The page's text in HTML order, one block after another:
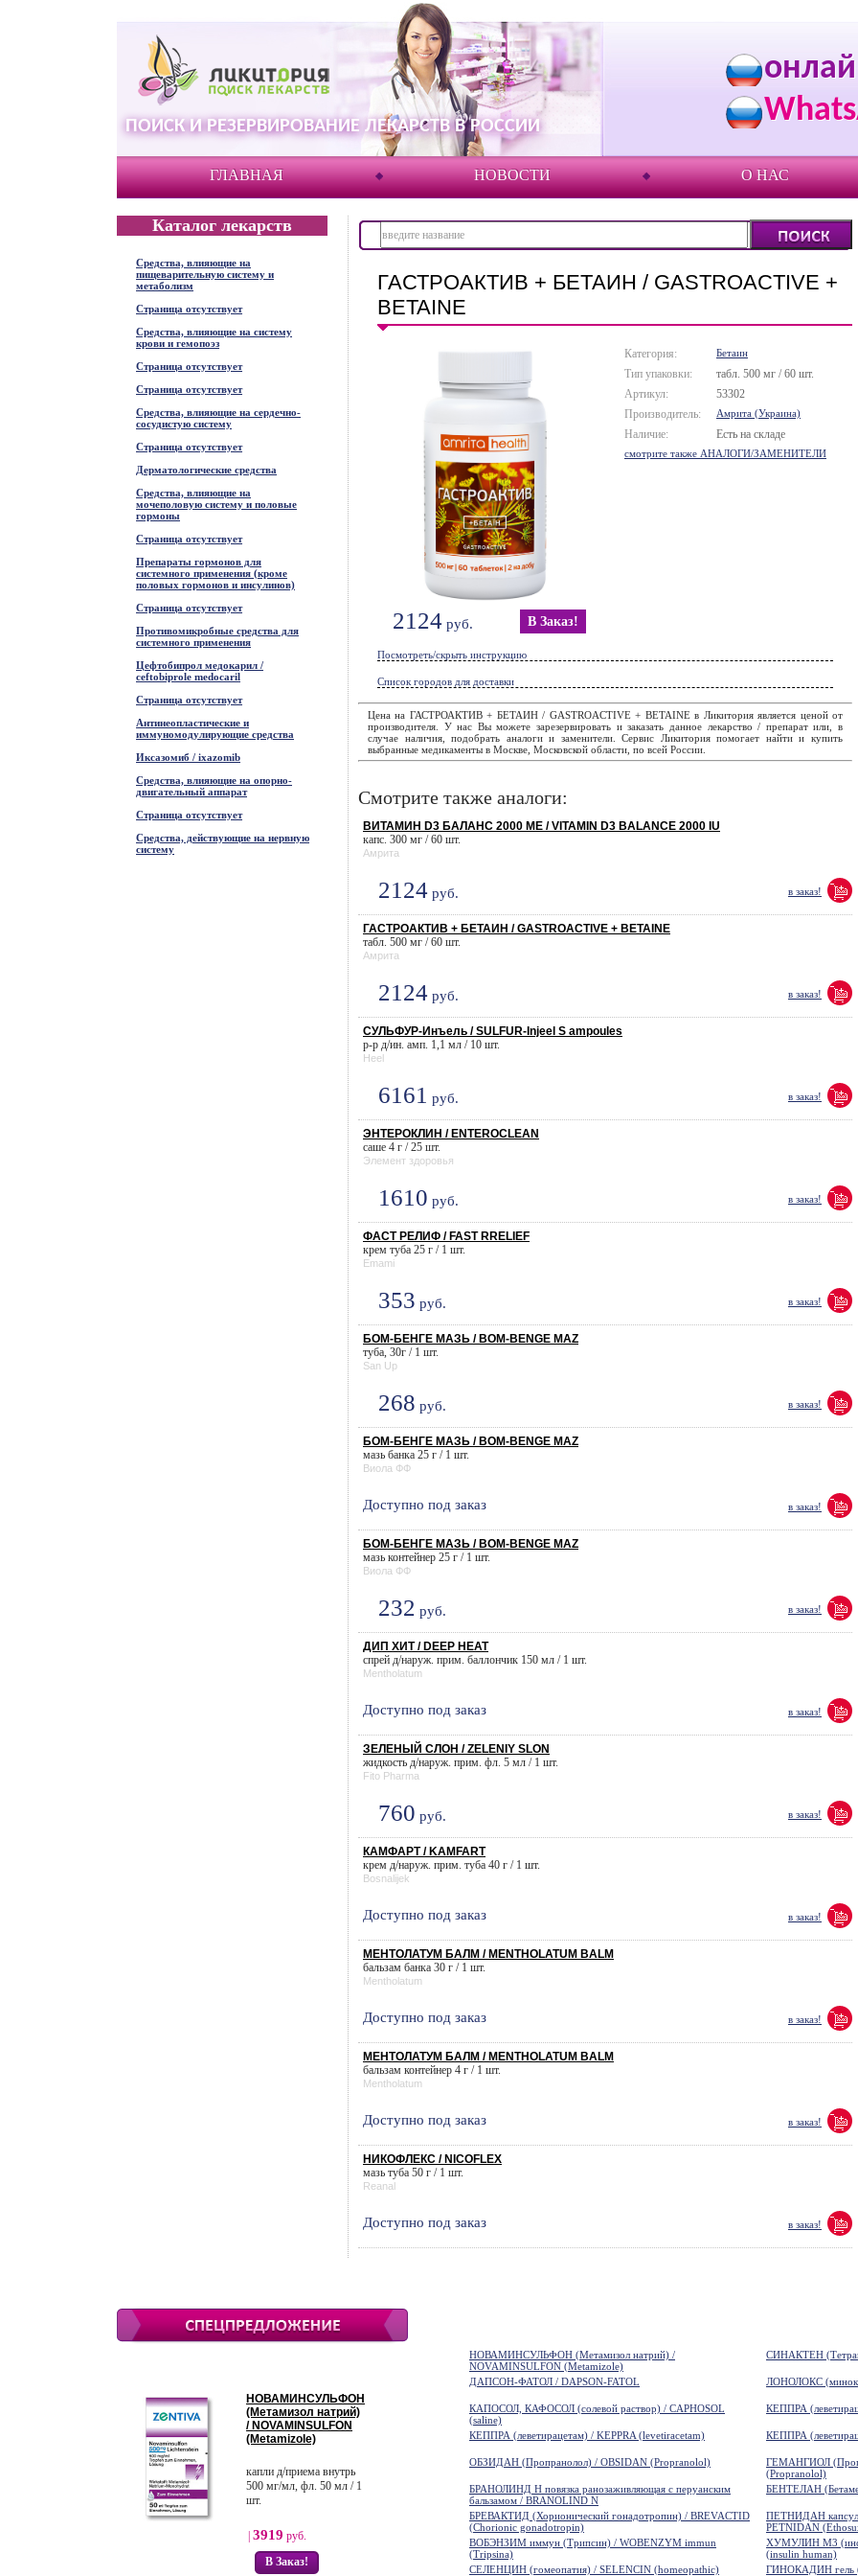
ПОИСК И РЕЗЕРВИРОВАНИЕ ЛЕКАРСТВ В РОССИИ
ГЛАВНАЯ НОВОСТИ О НАС
Каталог лекарств
Средства, влияющие на
пищеварительную систему и
метаболизм
Страница отсутствует
Средства, влияющие на систему
крови и гемопоэз
Страница отсутствует
Страница отсутствует
Средства, влияющие на сердечно-
сосудистую систему
Страница отсутствует
Дерматологические средства
Средства, влияющие на
мочеполовую систему и половые
гормоны
Страница отсутствует
Препараты гормонов для
системного применения (кроме
половых гормонов и инсулинов)
Страница отсутствует
Противомикробные средства для
системного применения
Цефтобипрол медокарил /
ceftobiprole medocaril
Страница отсутствует
Антинеопластические и
иммуномодулирующие средства
Иксазомиб / ixazomib
Средства, влияющие на опорно-
двигательный аппарат
Страница отсутствует
Средства, действующие на нервную
систему
ГАСТРОАКТИВ + БЕТАИН / GASTROACTIVE +
BETAINE
2124 руб. В Заказ!
Категория: Бетаин
Тип упаковки:
табл. 500 мг / 60 шт.
Артикул:
53302
Производитель:
Амрита (Украина)
Наличие: Есть на складе
смотрите также АНАЛОГИ/ЗАМЕНИТЕЛИ
Посмотреть/скрыть инструкцию
Список городов для доставки
Цена на ГАСТРОАКТИВ + БЕТАИН / GASTROACTIVE + BETAINE в Ликитория является ценой от
производителя. У нас Вы можете зарезервировать и заказать данное лекарство / препарат или, в
случае наличия, подобрать аналоги и заменители. Сервис Ликитория помогает найти и купить
выбранные медикаменты в Москве, Московской области, по всей России.
Смотрите также аналоги:
ВИТАМИН D3 БАЛАНС 2000 МЕ / VITAMIN D3 BALANCE 2000 IU
капс. 300 мг / 60 шт.
Амрита
2124 руб. в заказ!
ГАСТРОАКТИВ + БЕТАИН / GASTROACTIVE + BETAINE
табл. 500 мг / 60 шт.
Амрита
2124 руб. в заказ!
СУЛЬФУР-Инъель / SULFUR-Injeel S ampoules
р-р д/ин. амп. 1,1 мл / 10 шт.
Heel
6161 руб. в заказ!
ЭНТЕРОКЛИН / ENTEROCLEAN
саше 4 г / 25 шт.
Элемент здоровья
1610 руб. в заказ!
ФАСТ РЕЛИФ / FAST RRELIEF
крем туба 25 г / 1 шт.
Emami
353 руб. в заказ!
БОМ-БЕНГЕ МАЗЬ / BOM-BENGE MAZ
туба, 30г / 1 шт.
San Up
268 руб. в заказ!
БОМ-БЕНГЕ МАЗЬ / BOM-BENGE MAZ
мазь банка 25 г / 1 шт.
Виола ФФ
Доступно под заказ в заказ!
БОМ-БЕНГЕ МАЗЬ / BOM-BENGE MAZ
мазь контейнер 25 г / 1 шт.
Виола ФФ
232 руб. в заказ!
ДИП ХИТ / DEEP HEAT
спрей д/наруж. прим. баллончик 150 мл / 1 шт.
Mentholatum
Доступно под заказ в заказ!
ЗЕЛЕНЫЙ СЛОН / ZELENIY SLON
жидкость д/наруж. прим. фл. 5 мл / 1 шт.
Fito Pharma
760 руб. в заказ!
КАМФАРТ / KAMFART
крем д/наруж. прим. туба 40 г / 1 шт.
Bosnalijek
Доступно под заказ в заказ!
МЕНТОЛАТУМ БАЛМ / MENTHOLATUM BALM
бальзам банка 30 г / 1 шт.
Mentholatum
Доступно под заказ в заказ!
МЕНТОЛАТУМ БАЛМ / MENTHOLATUM BALM
бальзам контейнер 4 г / 1 шт.
Mentholatum
Доступно под заказ в заказ!
НИКОФЛЕКС / NICOFLEX
мазь туба 50 г / 1 шт.
Reanal
Доступно под заказ в заказ!
НОВАМИНСУЛЬФОН
(Метамизол натрий)
/ NOVAMINSULFON
(Metamizole)
капли д/приема внутрь
500 мг/мл, фл. 50 мл / 1
шт.
3919 руб.
В Заказ!
НОВАМИНСУЛЬФОН (Метамизол натрий) /
NOVAMINSULFON (Metamizole)
СИНАКТЕН
ДАПСОН-ФАТОЛ / DAPSON-FATOL ЛОНОЛОКС
КАПОСОЛ, КАФОСОЛ (солевой раствор) / CAPHOSOL
(saline)
КЕППРА
КЕППРА (леветирацетам) / KEPPRA (levetiracetam) КЕППРА
ОБЗИДАН (Пропранолол) / OBSIDAN (Propranolol)
ГЕМАНГИОЛ
(Propranolol)
БРАНОЛИНД Н повязка ранозаживляющая с перуанским
бальзамом / BRANOLIND N
БЕНТЕЛАН
БРЕВАКТИД (Хорионический гонадотропин) / BREVACTID
(Chorionic gonadotropin)
ПЕТНИДАН
PETNIDAN
ВОБЭНЗИМ иммун (Трипсин) / WOBENZYM immun
(Tripsina)
ХУМУЛИН М3
(insulin human)
СЕЛЕНЦИН (гомеопатия) / SELENCIN (homeopathic)
ГИНОКАДИН гель